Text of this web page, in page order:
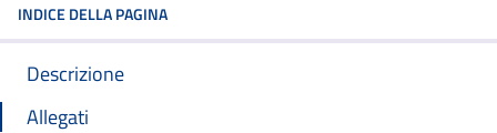
INDICE DELLA PAGINA
Descrizione
Allegati